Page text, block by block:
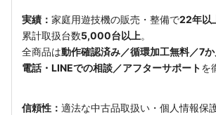
実績： 家庭用遊技機の販売・整備で22年以
累計取扱台数5,000台以上。
全商品は動作確認済み／循環加工無料／7
電話・LINEでの相談／アフターサポートを
信頼性： 適法な中古品取扱い・個人情報保